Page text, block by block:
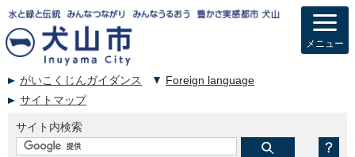
がいこくじんガイダンス
Foreign language
サイトマップ
サイト内検索
メニュー